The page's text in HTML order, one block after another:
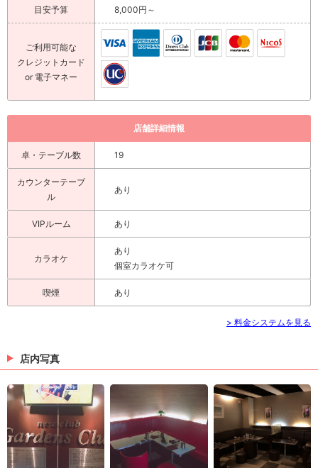
目安予算 8,000円～
ご利用可能な
クレジットカード
or 電子マネー
店舗詳細情報
卓・テーブル数 19
カウンターテーブ
ル
あり
VIPルーム あり
カラオケ
あり
個室カラオケ可
喫煙 あり
> 料金システムを見る
店内写真